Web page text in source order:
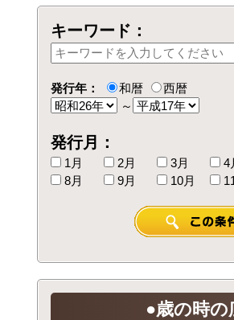
キーワード：
発行年： 和暦
西暦
～
発行月：
1月 2月 3月 4
8月
9月 10月
●歳の時の